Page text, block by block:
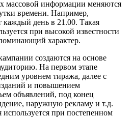
массовой информации меняются
времени. Например,
день в 21.00. Такая
при высокой известности
характер.
создаются на основе
На первом этапе
уровнем тиража, далее с
и повышением
объявлений, под конец
наружную рекламу и т.д.
при постепенном